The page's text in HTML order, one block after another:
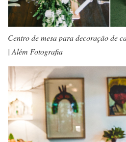
Centro de mesa para decoração de
| Além Fotografia